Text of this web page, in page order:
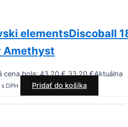
elementsDiscoball
Amethyst
cena bola: 43,20 €.33,20€Aktuálna
s DPH Pridať do košíka